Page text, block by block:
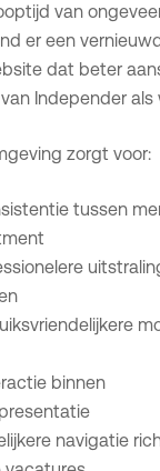
van
er een
dat beter
Independer als
zorgt voor:
tussen
binnen
navigatie